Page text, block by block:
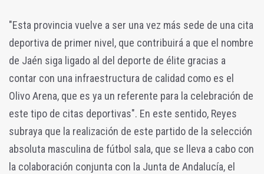
"Esta provincia vuelve a ser una vez más sede de una cita
deportiva de primer nivel, que contribuirá a que el nombre
de Jaén siga ligado al del deporte de élite gracias a
contar con una infraestructura de calidad como es el
Olivo Arena, que es ya un referente para la celebración de
este tipo de citas deportivas". En este sentido, Reyes
subraya que la realización de este partido de la selección
absoluta masculina de fútbol sala, que se lleva a cabo con
la colaboración conjunta con la Junta de Andalucía, el